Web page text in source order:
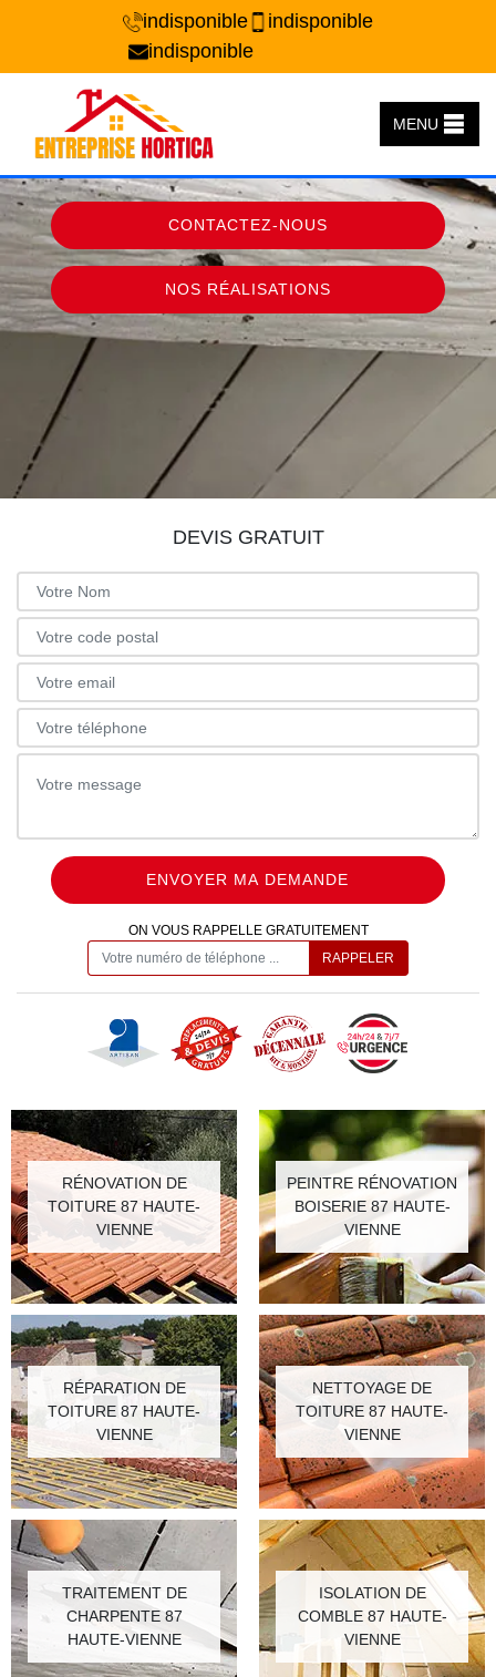
indisponible
indisponible
indisponible
MENU
CONTACTEZ-NOUS
NOS RÉALISATIONS
DEVIS GRATUIT
ON VOUS RAPPELLE GRATUITEMENT
RÉNOVATION DE
TOITURE 87 HAUTE-
VIENNE
PEINTRE RÉNOVATION
BOISERIE 87 HAUTE-
VIENNE
RÉPARATION DE
TOITURE 87 HAUTE-
VIENNE
NETTOYAGE DE
TOITURE 87 HAUTE-
VIENNE
TRAITEMENT DE
CHARPENTE 87
HAUTE-VIENNE
ISOLATION DE
COMBLE 87 HAUTE-
VIENNE